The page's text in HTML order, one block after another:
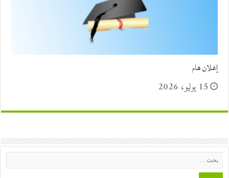
إعلان هام
15 يوليو، 2026